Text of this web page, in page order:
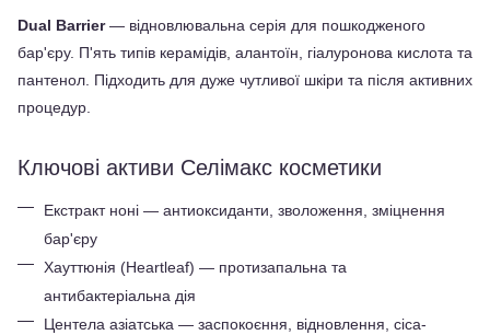
Dual Barrier — відновлювальна серія для пошкодженого
бар'єру. П'ять типів керамідів, алантоїн, гіалуронова кислота та
пантенол. Підходить для дуже чутливої шкіри та після активних
процедур.
Ключові активи Селімакс косметики
Екстракт ноні — антиоксиданти, зволоження, зміцнення
бар'єру
Хауттюнія (Heartleaf) — протизапальна та
антибактеріальна дія
Центела азіатська — заспокоєння, відновлення, cica-